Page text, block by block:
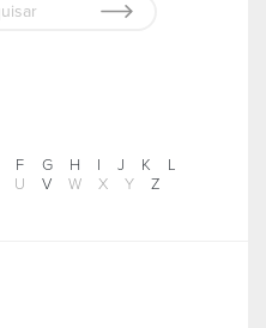
F G H I J K
L
U V W X Y
Z